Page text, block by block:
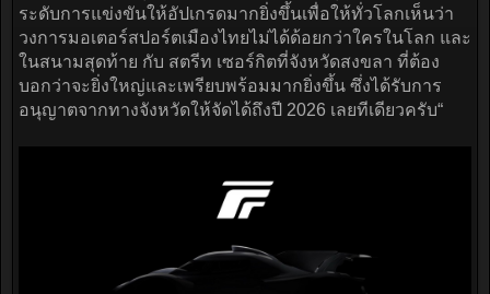
ระดับการแข่งขันให้อัปเกรดมากยิ่งขึ้นเพื่อให้ทั่วโลกเห็นว่า
วงการมอเตอร์สปอร์ตเมืองไทยไม่ได้ด้อยกว่าใครในโลก และ
ในสนามสุดท้าย กับ สตรีท เซอร์กิตที่จังหวัดสงขลา ที่ต้อง
บอกว่าจะยิ่งใหญ่และเพรียบพร้อมมากยิ่งขึ้น ซึ่งได้รับการ
อนุญาตจากทางจังหวัดให้จัดได้ถึงปี 2026 เลยทีเดียวครับ“